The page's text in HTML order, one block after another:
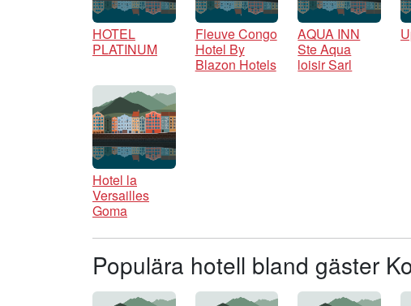
HOTEL
PLATINUM
Fleuve Congo
Hotel By
Blazon Hotels
AQUA INN
Ste Aqua
loisir Sarl
Hotel la
Versailles
Goma
Populära hotell bland gäster